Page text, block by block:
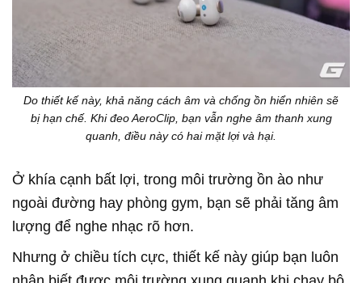
Do thiết kế này, khả năng cách âm và chống ồn hiển nhiên sẽ
bị hạn chế. Khi đeo AeroClip, bạn vẫn nghe âm thanh xung
quanh, điều này có hai mặt lợi và hại.
Ở khía cạnh bất lợi, trong môi trường ồn ào như
ngoài đường hay phòng gym, bạn sẽ phải tăng âm
lượng để nghe nhạc rõ hơn.
Nhưng ở chiều tích cực, thiết kế này giúp bạn luôn